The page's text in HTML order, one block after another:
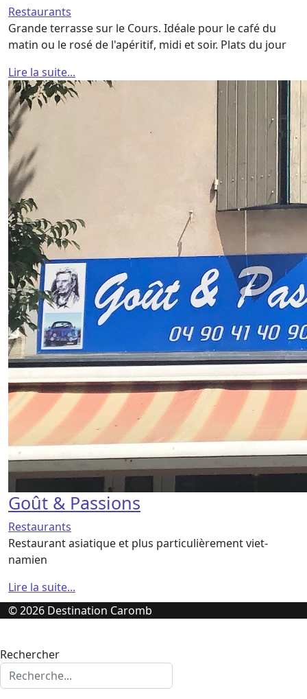
Restaurants
Grande terrasse sur le Cours. Idéale pour le café du
matin ou le rosé de l'apéritif, midi et soir. Plats du jour
Lire la suite...
Goût & Passions
Restaurants
Restaurant asiatique et plus particulièrement viet-
namien
Lire la suite...
© 2026 Destination Caromb
Rechercher